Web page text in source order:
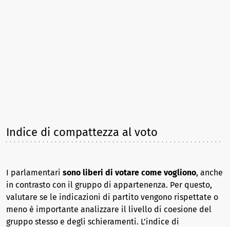
Indice di compattezza al voto
I parlamentari sono liberi di votare come vogliono, anche
in contrasto con il gruppo di appartenenza. Per questo,
valutare se le indicazioni di partito vengono rispettate o
meno è importante analizzare il livello di coesione del
gruppo stesso e degli schieramenti. L’indice di